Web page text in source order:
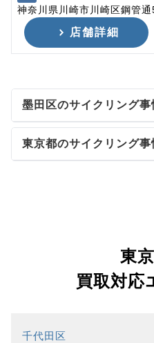
神奈川県川崎市川崎区鋼管
店舗詳細
墨田区のサイクリング事
東京都のサイクリング事
東
買取対応
千代田区